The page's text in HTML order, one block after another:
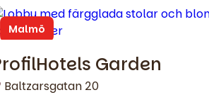
Malmö
Garden
Baltzarsgatan 20